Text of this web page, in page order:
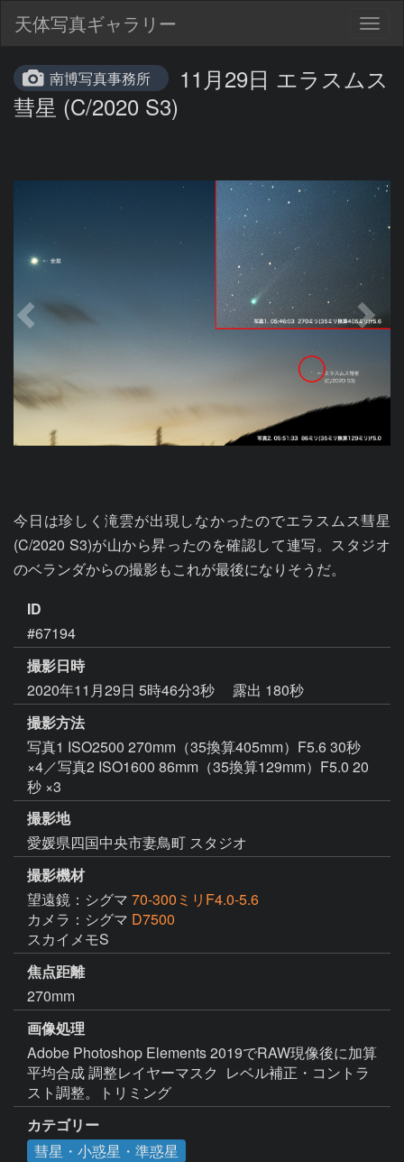
天体写真ギャラリー
南博写真事務所
11月29日 エラスムス
彗星 (C/2020 S3)
今日は珍しく滝雲が出現しなかったのでエラスムス彗星
(C/2020 S3)が山から昇ったのを確認して連写。スタジオ
のベランダからの撮影もこれが最後になりそうだ。
ID
#67194
撮影日時
2020年11月29日 5時46分3秒
露出 180秒
撮影方法
写真1 ISO2500 270mm（35換算405mm）F5.6 30秒
×4／写真2 ISO1600 86mm（35換算129mm）F5.0 20
秒 ×3
撮影地
愛媛県四国中央市妻鳥町 スタジオ
撮影機材
望遠鏡：シグマ 70-300ミリF4.0-5.6
カメラ：シグマ D7500
スカイメモS
焦点距離
270mm
画像処理
Adobe Photoshop Elements 2019でRAW現像後に加算
平均合成 調整レイヤーマスク  レベル補正・コントラ
スト調整。トリミング
カテゴリー
彗星・小惑星・準惑星